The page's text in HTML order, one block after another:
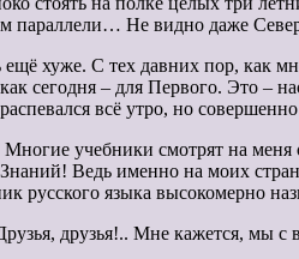
параллели… Не видно даже
хуже. С тех давних пор, как
сегодня – для Первого. Это –
распевался всё утро, но
учебники смотрят на
Ведь именно на моих
русского языка
друзья!.. Мне кажется, мы